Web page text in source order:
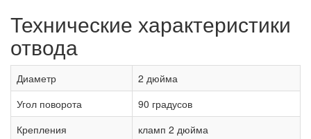
Технические характеристики
отвода
Диаметр
2 дюйма
Угол поворота
90 градусов
Крепления
кламп 2 дюйма